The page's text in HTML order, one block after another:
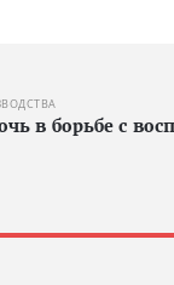
в борьбе с